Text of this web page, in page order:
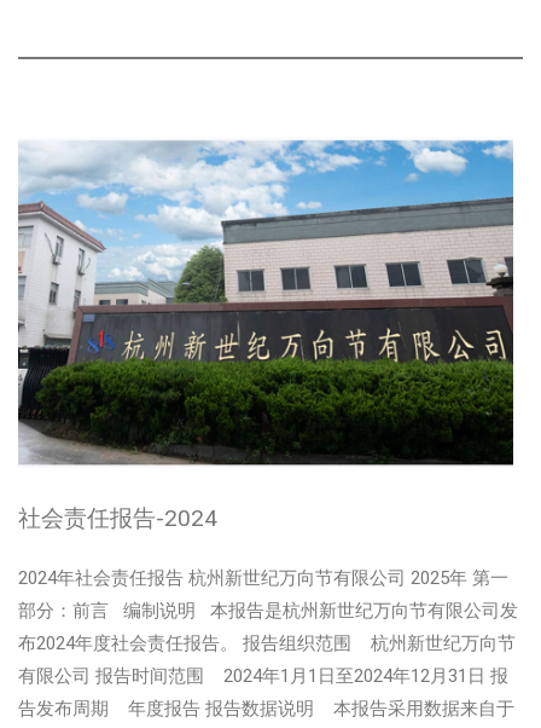
社会责任报告-2024
2024年社会责任报告 杭州新世纪万向节有限公司 2025年 第一
部分：前言 编制说明 本报告是杭州新世纪万向节有限公司发
布2024年度社会责任报告。 报告组织范围 杭州新世纪万向节
有限公司 报告时间范围 2024年1月1日至2024年12月31日 报
告发布周期 年度报告 报告数据说明 本报告采用数据来自于